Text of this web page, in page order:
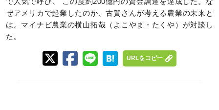
ぜアメリカで起業したのか、古賀さんが考える農業の未来と
は。マイナビ農業の横山拓哉（よこやま・たくや）が対談し
た。
URLをコピー